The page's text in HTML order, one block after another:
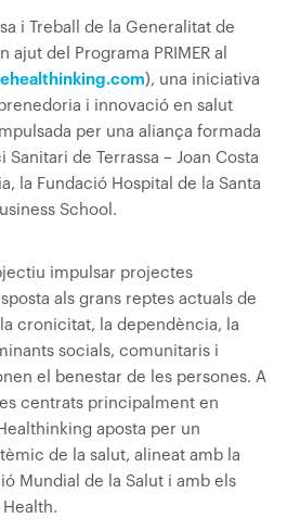
i Treball de la Generalitat de
del Programa PRIMER al
ehealthinking.com), una iniciativa
i innovació en salut
per una aliança formada
de Terrassa – Joan Costa
la Fundació Hospital de la Santa
School.
impulsar projectes
als grans reptes actuals de
cronicitat, la dependència, la
socials, comunitaris i
el benestar de les persones. A
centrats principalment en
aposta per un
de la salut, alineat amb la
Mundial de la Salut i amb els